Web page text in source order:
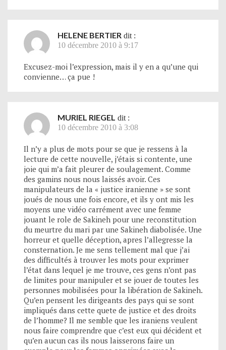
HELENE BERTIER dit :
10 décembre 2010 à 9:17
Excusez-moi l’expression, mais il y en a qu’une qui
convienne… ça pue !
MURIEL RIEGEL dit :
10 décembre 2010 à 3:08
Il n’y a plus de mots pour se que je ressens à la
lecture de cette nouvelle, j’étais si contente, une
joie qui m’a fait pleurer de soulagement. Comme
des gamins nous nous laissés avoir. Ces
manipulateurs de la « justice iranienne » se sont
joués de nous une fois encore, et ils y ont mis les
moyens une vidéo carrément avec une femme
jouant le role de Sakineh pour une reconstitution
du meurtre du mari par une Sakineh diabolisée. Une
horreur et quelle déception, apres l’allegresse la
consternation. Je me sens tellement mal que j’ai
des difficultés à trouver les mots pour exprimer
l’état dans lequel je me trouve, ces gens n’ont pas
de limites pour manipuler et se jouer de toutes les
personnes mobilisées pour la libération de Sakineh.
Qu’en pensent les dirigeants des pays qui se sont
impliqués dans cette quete de justice et des droits
de l’homme? Il me semble que les iraniens veulent
nous faire comprendre que c’est eux qui décident et
qu’en aucun cas ils nous laisserons faire un